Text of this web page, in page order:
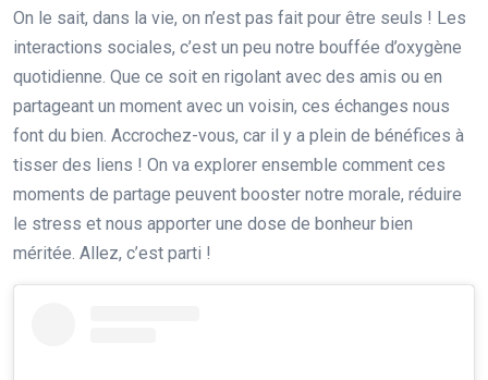
On le sait, dans la vie, on n’est pas fait pour être seuls ! Les
interactions sociales, c’est un peu notre bouffée d’oxygène
quotidienne. Que ce soit en rigolant avec des amis ou en
partageant un moment avec un voisin, ces échanges nous
font du bien. Accrochez-vous, car il y a plein de bénéfices à
tisser des liens ! On va explorer ensemble comment ces
moments de partage peuvent booster notre morale, réduire
le stress et nous apporter une dose de bonheur bien
méritée. Allez, c’est parti !